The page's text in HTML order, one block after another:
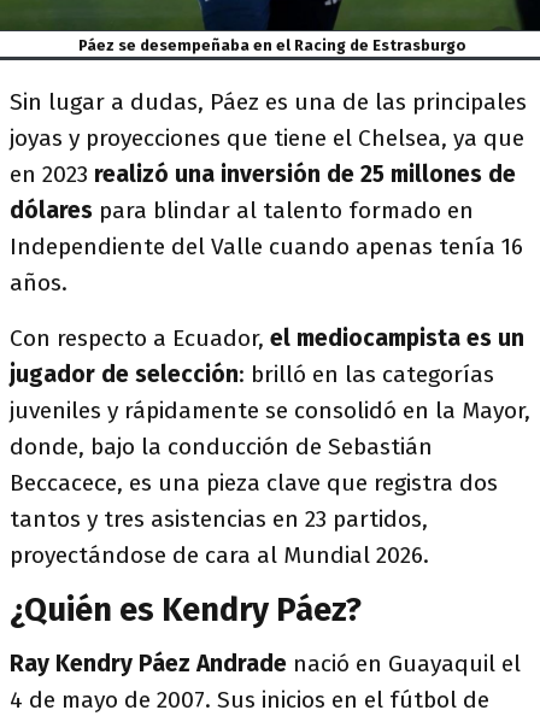
Páez se desempeñaba en el Racing de Estrasburgo
Sin lugar a dudas, Páez es una de las principales
joyas y proyecciones que tiene el Chelsea, ya que
en 2023 realizó una inversión de 25 millones de
dólares para blindar al talento formado en
Independiente del Valle cuando apenas tenía 16
años.
Con respecto a Ecuador, el mediocampista es un
jugador de selección: brilló en las categorías
juveniles y rápidamente se consolidó en la Mayor,
donde, bajo la conducción de Sebastián
Beccacece, es una pieza clave que registra dos
tantos y tres asistencias en 23 partidos,
proyectándose de cara al Mundial 2026.
¿Quién es Kendry Páez?
Ray Kendry Páez Andrade nació en Guayaquil el
4 de mayo de 2007. Sus inicios en el fútbol de